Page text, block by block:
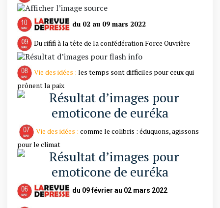
du 02 au 09 mars 2022
Du rififi à la tête de la confédération Force Ouvrière
Vie des idées : les temps sont difficiles pour ceux qui
prônent la paix
Vie des idées : comme le colibris : éduquons, agissons
pour le climat
du 09 février au 02 mars 2022